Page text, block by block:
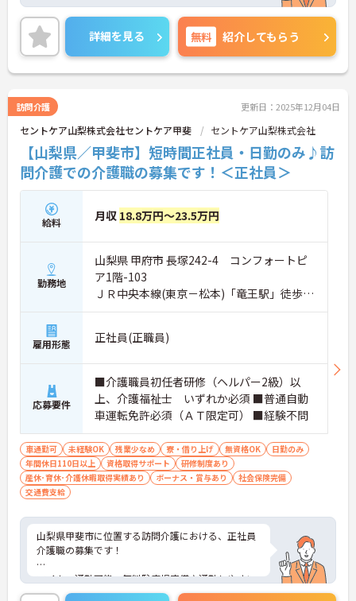
用具、訪問入浴、小規模多機
能型居宅介護等、幅広いサービスを提供することで
利用者様だけでなく、社員も
イキイキと出来る会社を目指し甲府エリアを中心に
現在も成長し続けています。
詳細を見る 無料 紹介してもらう
訪問介護 更新日：2025年12月04日
セントケア山梨株式会社セントケア甲斐 セントケア山梨株式会社
【山梨県／甲斐市】短時間正社員・日勤のみ♪訪
問介護での介護職の募集です！＜正社員＞
給料 月収 18.8万円～23.5万円
勤務地
山梨県 甲府市 長塚242-4 コンフォートピ
ア1階-103
ＪＲ中央本線(東京－松本)「竜王駅」徒歩15
分
雇用形態 正社員(正職員)
応募要件
■介護職員初任者研修（ヘルパー2級）以
上、介護福祉士 いずれか必須 ■普通自動
車運転免許必須（ＡＴ限定可） ■経験不問
車通勤可 未経験OK 残業少なめ 寮・借り上げ 無資格OK
日勤のみ
年間休日110日以上
資格取得サポート
研修制度あり
産休･育休･介護休暇取得実績あり
ボーナス・賞与あり
社会保険完備
交通費支給
山梨県甲斐市に位置する訪問介護における、正社員
介護職の募集です！
マイカー通勤可能・無料駐車場完備♪通勤しやすい
環境での就業です！